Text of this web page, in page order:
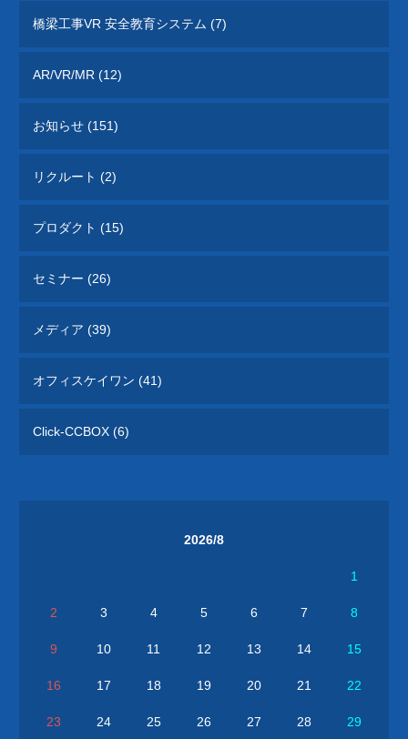
橋梁工事VR 安全教育システム (7)
AR/VR/MR (12)
お知らせ (151)
リクルート (2)
プロダクト (15)
セミナー (26)
メディア (39)
オフィスケイワン (41)
Click-CCBOX (6)
2026/8
1
2 3 4 5 6 7 8
9 10 11 12 13 14 15
16 17 18 19 20 21 22
23 24 25 26 27 28 29